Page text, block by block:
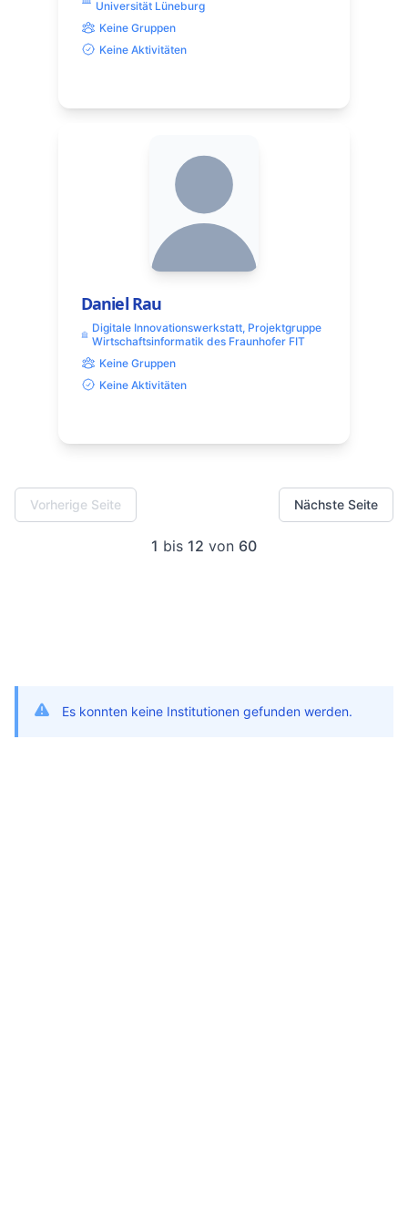
Universität Lüneburg
Keine Gruppen
Keine Aktivitäten
Daniel Rau
Digitale Innovationswerkstatt, Projektgruppe
Wirtschaftsinformatik des Fraunhofer FIT
Keine Gruppen
Keine Aktivitäten
Vorherige Seite Nächste Seite
1 bis 12 von 60
Es konnten keine Institutionen gefunden werden.